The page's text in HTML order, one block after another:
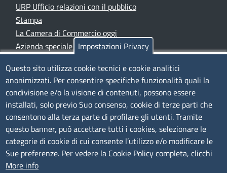
URP Ufficio relazioni con il pubblico
Stampa
La Camera di Commercio oggi
Azienda speciale PromoFirenze
TRASPARENZA
Albo Online
Amministrazione trasparente
Bandi e concorsi
Segnalazioni Whistleblowing
Accessibilità
Impostazioni Privacy
Questo sito utilizza cookie tecnici e cookie analitici
anonimizzati. Per consentire specifiche funzionalità quali la
condivisione e/o la visione di contenuti, possono essere
installati, solo previo Suo consenso, cookie di terze parti che
consentono alla terza parte di profilare gli utenti. Tramite
questo banner, può accettare tutti i cookies, selezionare le
categorie di cookie di cui consente l’utilizzo e/o modificare le
Sue preferenze. Per vedere la Cookie Policy completa, clicchi
More info